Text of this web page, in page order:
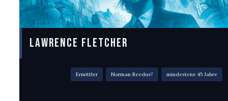
LAWRENCE FLETCHER
Ermittler Norman Reedus? mindestens 45 Jahre